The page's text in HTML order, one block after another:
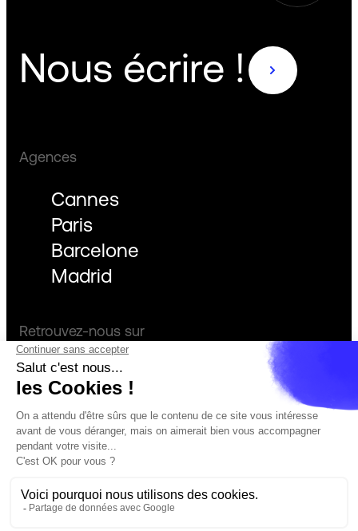
Nous écrire !
Agences
Cannes
Paris
Barcelone
Madrid
Retrouvez-nous sur
Facebook
Instagram
LinkedIn
Actualités Confidentialité